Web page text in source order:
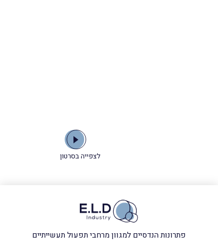
לצפייה בסרטון
פתרונות הנדסיים למגוון מרחבי תפעול תעשייתיים